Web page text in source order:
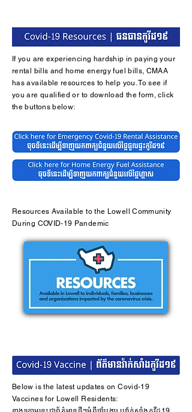
If you are experiencing hardship in paying your
rental bills and home energy fuel bills, CMAA
has available resources to help you. To see if
you are qualified or to download the form, click
the buttons below:
Resources Available to the Lowell Community
During COVID-19 Pandemic
Below is the latest updates on Covid-19
Vaccines for Lowell Residents: